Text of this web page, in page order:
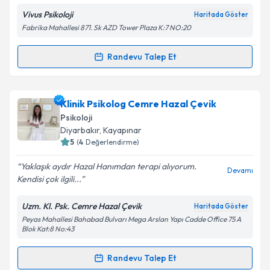
Kişisel verilerimin işlenmesine ilişkinAydınlatma
kapsamda işlenmesini kabul ediyorum.
Takvim Talebini Gönder
Vivus Psikoloji Haritada Göster
Fabrika Mahallesi 871. Sk AZD Tower Plaza K:7 NO:20
Randevu Talep Et
Randevu Takvimi Talebi
Psk. Dan. Fatma YÜCEL TEMİZKANiçin randevu
takvimi talebi oluşturun. Size bu uzmandan randevu
almanız için bir takvim hazırlandığında e-posta ile
bilgilendireceğiz.
E-posta Adresiniz
Kişisel verilerimin işlenmesine ilişkinAydınlatma
Metni
kapsamda işlenmesini kabul ediyorum.
Klinik Psikolog Cemre Hazal Çevik
Psikoloji
Diyarbakır, Kayapınar
5 (4 Değerlendirme)
Yaklaşık aydır Hazal Hanımdan terapi alıyorum.
Kendisi çok ilgili...
Devamı
Uzm. Kl. Psk. Cemre Hazal Çevik Haritada Göster
Peyas Mahallesi Bahabad Bulvarı Mega Arslan Yapı Cadde Office 75 A
Blok Kat:8 No:43
Randevu Talep Et
Randevu Takvimi Talebi